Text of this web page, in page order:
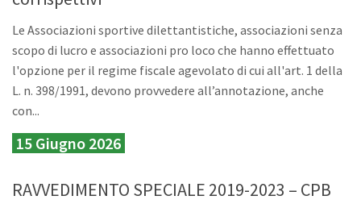
Le Associazioni sportive dilettantistiche, associazioni senza
scopo di lucro e associazioni pro loco che hanno effettuato
l'opzione per il regime fiscale agevolato di cui all'art. 1 della
L. n. 398/1991, devono provvedere all’annotazione, anche
con...
15 Giugno 2026
RAVVEDIMENTO SPECIALE 2019-2023 – CPB